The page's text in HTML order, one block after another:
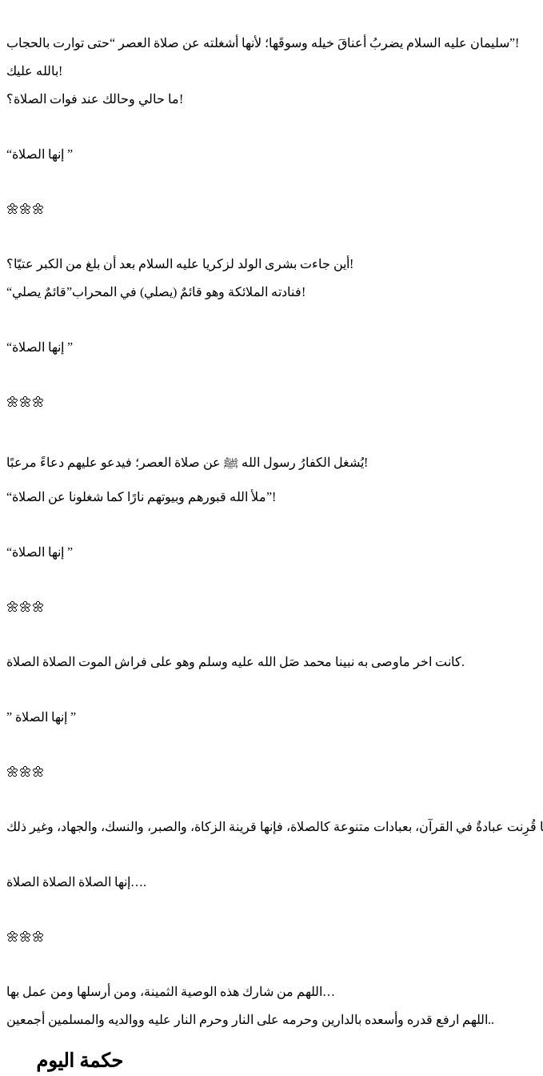
سليمان عليه السلام يضربُ أعناقَ خيله وسوقَها؛ لأنها أشغلته عن صلاة العصر “حتى توارت بالحجاب”!
بالله عليك!
ما حالي وحالك عند فوات الصلاة؟!
“إنها الصلاة ”
🌼🌼🌼
أين جاءت بشرى الولد لزكريا عليه السلام بعد أن بلغ من الكبر عتيّا؟!
“فنادته الملائكة وهو قائمٌ (يصلي) في المحراب”قائمٌ يصلي!
“إنها الصلاة ”
🌼🌼🌼
يُشغل الكفارُ رسول الله ﷺ عن صلاة العصر؛ فيدعو عليهم دعاءً مرعبًا!
“ملأ الله قبورهم وبيوتهم نارًا كما شغلونا عن الصلاة”!
“إنها الصلاة ”
🌼🌼🌼
كانت اخر ماوصى به نبينا محمد صَل الله عليه وسلم وهو على فراش الموت الصلاة الصلاة.
” إنها الصلاة ”
🌼🌼🌼
إنها الصلاة الصلاة الصلاة….
🌼🌼🌼
اللهم من شارك هذه الوصية الثمينة، ومن أرسلها ومن عمل بها…
اللهم ارفع قدره وأسعده بالدارين وحرمه على النار وحرم النار عليه ووالديه والمسلمين أجمعين..
حكمة اليوم